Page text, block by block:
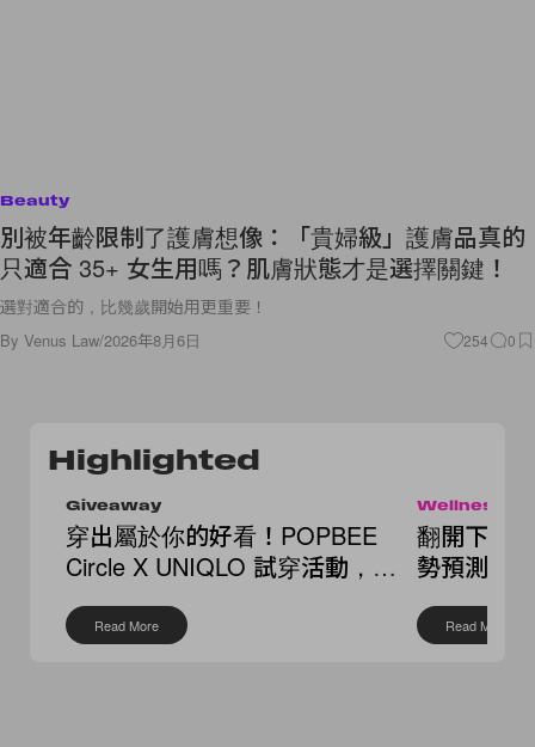
Beauty
別被年齡限制了護膚想像：「貴婦級」護膚品真的
只適合 35+ 女生用嗎？肌膚狀態才是選擇關鍵！
選對適合的，比幾歲開始用更重要！
By Venus Law/2026年8月6日 254 0
Highlighted
Giveaway
穿出屬於你的好看！POPBEE
Circle X UNIQLO 試穿活動，還
送你繭形褲
Read More
Wellness
翻開下半
勢預測，
點
Read More